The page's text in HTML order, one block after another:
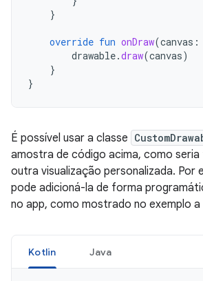
}
override fun onDraw(canvas :
drawable.draw(canvas)
}
}
É possível usar a classe
amostra de código acima, como
outra visualização personalizada. Por
pode adicioná-la de forma
no app, como mostrado no exemplo a
Kotlin Java